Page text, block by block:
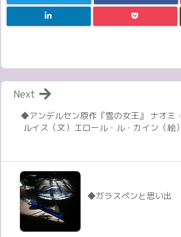
◆アンデルセン原作『雪の女王』 ナオミ・
ルイス（文）エロール・ル・カイン（絵）
Next
◆ガラスペンと思い出